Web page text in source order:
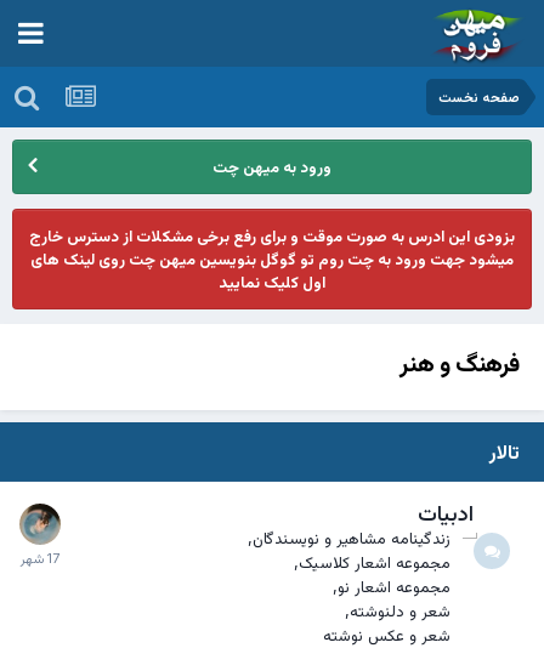
صفحه نخست
ورود به میهن چت
بزودی این ادرس به صورت موقت و برای رفع برخی مشکلات از دسترس خارج
میشود جهت ورود به چت روم تو گوگل بنویسین میهن چت روی لینک های
اول کلیک نمایید
فرهنگ و هنر
تالار
ادبیات
زندگینامه مشاهیر و نویسندگان
مجموعه اشعار کلاسیک
مجموعه اشعار نو
شعر و دلنوشته
شعر و عکس نوشته